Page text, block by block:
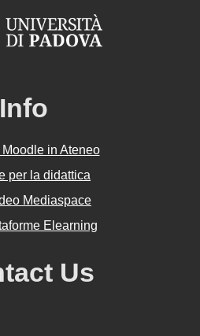
Info
in Ateneo
per la didattica
Mediaspace
Elearning
Us